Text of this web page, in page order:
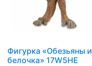
Фигурка «Обезьяны и
белочка» 17W5HE